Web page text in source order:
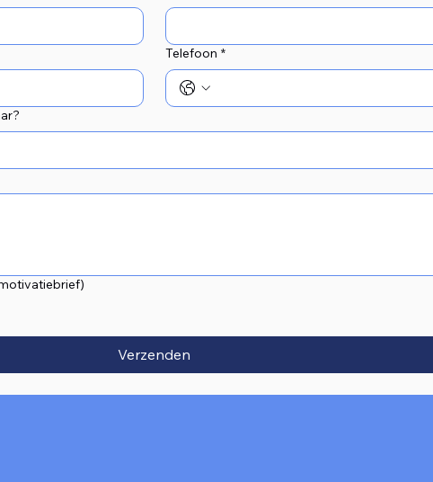
Telefoon *
Verzenden